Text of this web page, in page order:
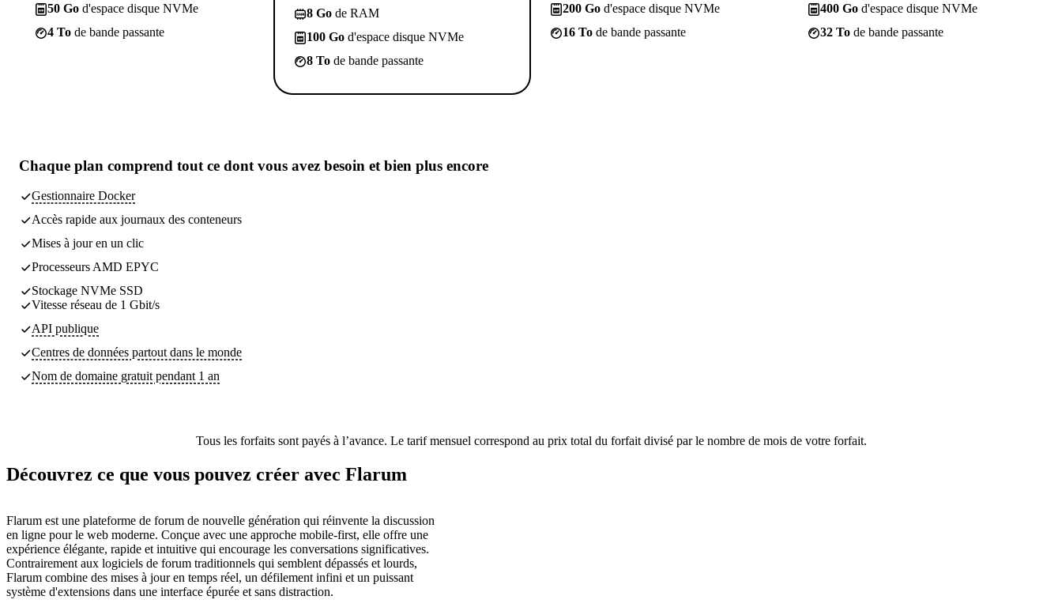
50 Go d'espace disque NVMe
4 To de bande passante
8 Go de RAM
100 Go d'espace disque NVMe
8 To de bande passante
200 Go d'espace disque NVMe
16 To de bande passante
400 Go d'espace disque NVMe
32 To de bande passante
Chaque plan comprend tout ce dont vous avez besoin et bien plus encore
Gestionnaire Docker
Accès rapide aux journaux des conteneurs
Mises à jour en un clic
Processeurs AMD EPYC
Stockage NVMe SSD
Vitesse réseau de 1 Gbit/s
API publique
Centres de données partout dans le monde
Nom de domaine gratuit pendant 1 an
Tous les forfaits sont payés à l’avance. Le tarif mensuel correspond au prix total du forfait divisé par le nombre de mois de votre forfait.
Découvrez ce que vous pouvez créer avec Flarum
Flarum est une plateforme de forum de nouvelle génération qui réinvente la discussion
en ligne pour le web moderne. Conçue avec une approche mobile-first, elle offre une
expérience élégante, rapide et intuitive qui encourage les conversations significatives.
Contrairement aux logiciels de forum traditionnels qui semblent dépassés et lourds,
Flarum combine des mises à jour en temps réel, un défilement infini et un puissant
système d'extensions dans une interface épurée et sans distraction.